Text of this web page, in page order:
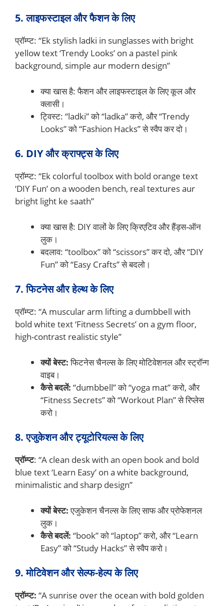
5. लाइफस्टाइल और फैशन के लिए
प्रॉम्प्ट: “Ek stylish ladki in sunglasses with bright
yellow text ‘Trendy Looks’ on a pastel pink
background, simple aur modern design”
क्या खास है: फैशन और लाइफस्टाइल के लिए कूल और
क्लासी।
ट्विस्ट: “ladki” को “ladka” करो, और “Trendy
Looks” को “Fashion Hacks” से स्वैप कर दो।
6. DIY और क्राफ्ट्स के लिए
प्रॉम्प्ट: “Ek colorful toolbox with bold orange text
‘DIY Fun’ on a wooden bench, real textures aur
bright light ke saath”
क्या खास है: DIY वालों के लिए क्रिएटिव और हैंड्स-ऑन
लुक।
बदलाव: “toolbox” को “scissors” कर दो, और “DIY
Fun” को “Easy Crafts” से बदलो।
7. फिटनेस और हेल्थ के लिए
प्रॉम्प्ट: “A muscular arm lifting a dumbbell with
bold white text ‘Fitness Secrets’ on a gym floor,
high-contrast realistic style”
क्यों बेस्ट:फिटनेस चैनल्स के लिए मोटिवेशनल और स्ट्रॉन्ग
वाइब।
कैसे बदलें: “dumbbell” को “yoga mat” करो, और
“Fitness Secrets” को “Workout Plan” से रिप्लेस
करो।
8. एजुकेशन और ट्यूटोरियल्स के लिए
प्रॉम्प्ट: “A clean desk with an open book and bold
blue text ‘Learn Easy’ on a white background,
minimalistic and sharp design”
क्यों बेस्ट:एजुकेशन चैनल्स के लिए साफ और प्रोफेशनल
लुक।
कैसे बदलें: “book” को “laptop” करो, और “Learn
Easy” को “Study Hacks” से स्वैप करो।
9. मोटिवेशन और सेल्फ-हेल्प के लिए
प्रॉम्प्ट: “A sunrise over the ocean with bold golden